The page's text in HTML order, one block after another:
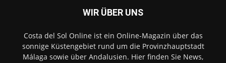
WIR ÜBER UNS
Costa del Sol Online ist ein Online-Magazin über das
sonnige Küstengebiet rund um die Provinzhauptstadt
Málaga sowie über Andalusien. Hier finden Sie News,